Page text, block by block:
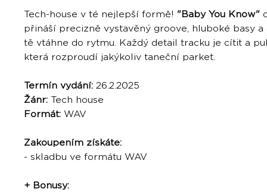
Tech-house v té nejlepší formě! "Baby You Know"
přináší precizně vystavěný groove, hluboké basy
tě vtáhne do rytmu. Každý detail tracku je cítit a
která rozproudí jakýkoliv taneční parket.
Termín vydání: 26.2.2025
Žánr: Tech house
Formát: WAV
Zakoupením získáte:
- skladbu ve formátu WAV
+ Bonusy: